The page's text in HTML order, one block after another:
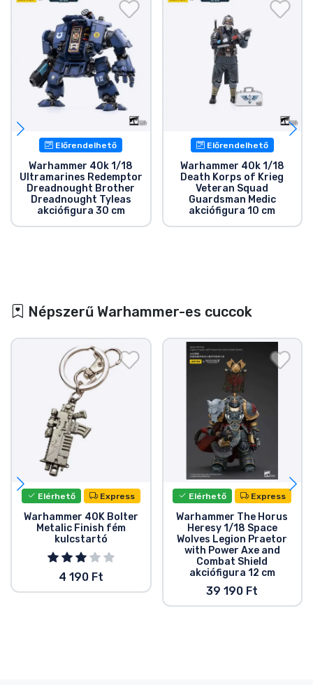
Előrendelhető
Warhammer 40k 1/18
Ultramarines Redemptor
Dreadnought Brother
Dreadnought Tyleas
akciófigura 30 cm
Előrendelhető
Warhammer 40k 1/18
Death Korps of Krieg
Veteran Squad
Guardsman Medic
akciófigura 10 cm
Népszerű Warhammer-es cuccok
Elérhető Express
Warhammer 40K Bolter
Metalic Finish fém
kulcstartó
4 190 Ft
Elérhető Express
Warhammer The Horus
Heresy 1/18 Space
Wolves Legion Praetor
with Power Axe and
Combat Shield
akciófigura 12 cm
39 190 Ft